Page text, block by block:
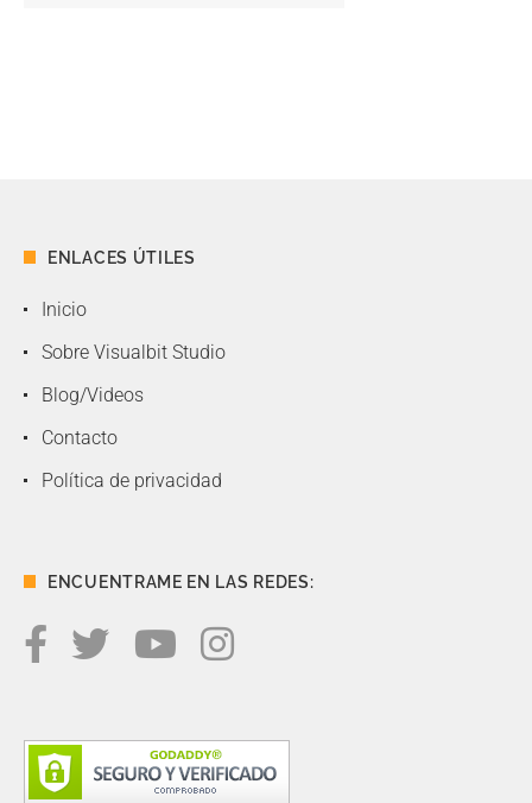
ENLACES ÚTILES
Inicio
Sobre Visualbit Studio
Blog/Videos
Contacto
Política de privacidad
ENCUENTRAME EN LAS REDES: